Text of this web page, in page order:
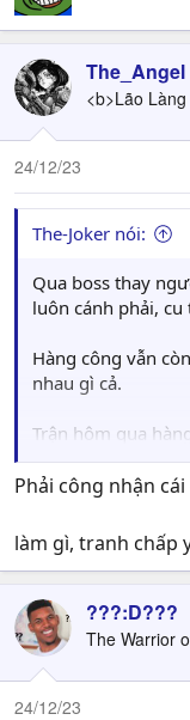
The_Angel
<b>Lão
24/12/23
The-Joker nói:
Qua boss thay
luôn cánh phải,
Hàng công vẫn
nhau gì cả.
Trận hôm qua
lạp lại dính chấn
Phải công nhận
làm gì, tranh chấp
???:D???
The Warrior
24/12/23